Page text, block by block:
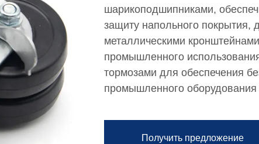
шарикоподшипниками,
защиту напольного
металлическими
промышленного
тормозами для обеспечения
промышленного оборудования
Получить предложение